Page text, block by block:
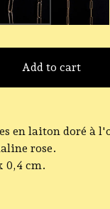
Add to cart
en laiton doré à
rose.
0,4 cm.